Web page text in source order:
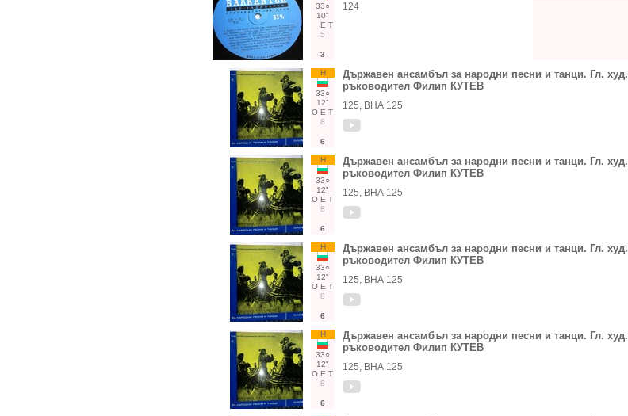
33○
10"
Е Т
5
3
124
Н
33○
12"
О Е Т
8
6
Държавен ансамбъл за народни песни и танци. Гл. худ.
ръководител Филип КУТЕВ
125, ВНА 125
Н
33○
12"
О Е Т
8
6
Държавен ансамбъл за народни песни и танци. Гл. худ.
ръководител Филип КУТЕВ
125, ВНА 125
Н
33○
12"
О Е Т
8
6
Държавен ансамбъл за народни песни и танци. Гл. худ.
ръководител Филип КУТЕВ
125, ВНА 125
Н
33○
12"
О Е Т
8
6
Държавен ансамбъл за народни песни и танци. Гл. худ.
ръководител Филип КУТЕВ
125, ВНА 125